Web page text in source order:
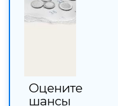
Оцените
шансы